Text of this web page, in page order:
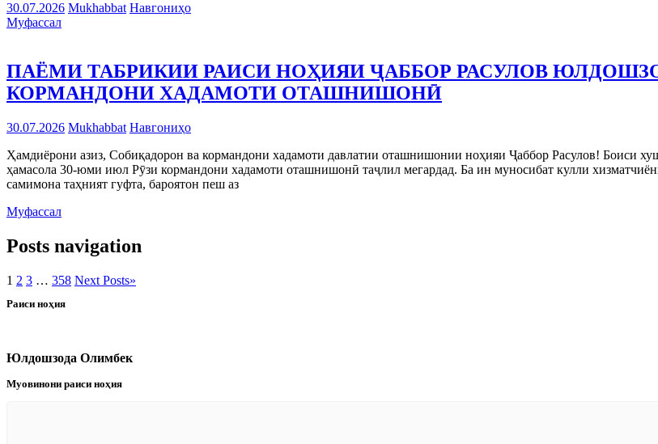
30.07.2026 Mukhabbat Навгониҳо
Муфассал
ПАЁМИ ТАБРИКИИ РАИСИ НОҲИЯИ ҶАББОР РАСУЛОВ
КОРМАНДОНИ ХАДАМОТИ ОТАШНИШОНӢ
30.07.2026 Mukhabbat Навгониҳо
Ҳамдиёрони азиз, Собиқадорон ва кормандони хадамоти давлатии оташнишонии ноҳияи Ҷаббор Расулов! Боиси
ҳамасола 30-юми июл Рӯзи кормандони хадамоти оташнишонӣ таҷлил мегардад. Ба ин муносибат кулли
самимона таҳният гуфта, бароятон пеш аз
Муфассал
Posts navigation
1 2 3 … 358 Next Posts»
Раиси ноҳия
Юлдошзода Олимбек
Муовинони раиси ноҳия